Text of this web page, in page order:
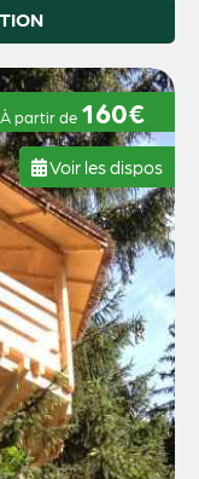
À partir de 160€
Voir les dispos